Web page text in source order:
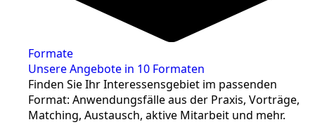
Formate
Unsere Angebote in 10 Formaten
Finden Sie Ihr Interessensgebiet im passenden
Format: Anwendungsfälle aus der Praxis, Vorträge,
Matching, Austausch, aktive Mitarbeit und mehr.